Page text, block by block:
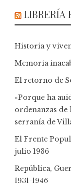
LIBRERÍA
Historia y
Memoria
El retorno de
«Porque ha
ordenanzas de
serranía de
El Frente
julio 1936
República,
1931-1946